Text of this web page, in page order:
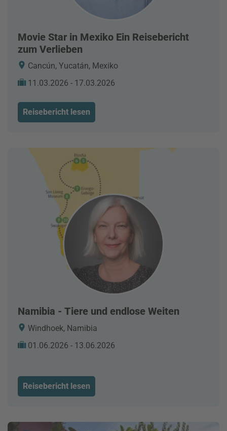
Movie Star in Mexiko Ein Reisebericht
zum Verlieben
Cancún, Yucatán, Mexiko
11.03.2026 - 17.03.2026
Reisebericht lesen
Namibia - Tiere und endlose Weiten
Windhoek, Namibia
01.06.2026 - 13.06.2026
Reisebericht lesen